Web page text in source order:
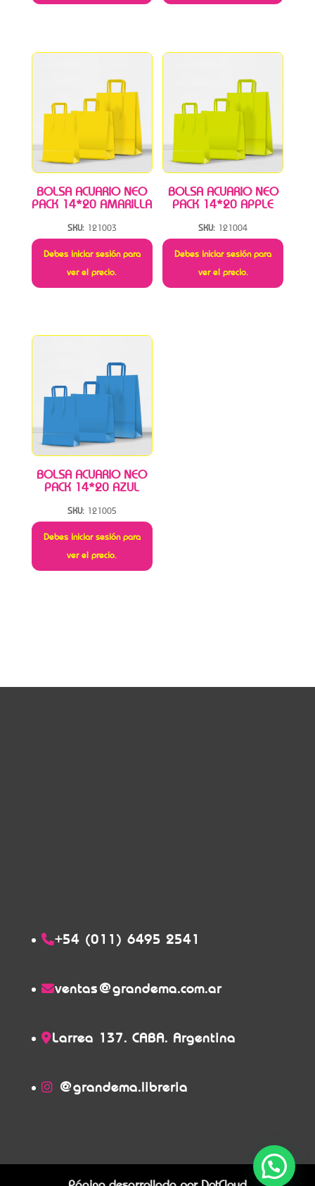
BOLSA ACUARIO NEO
PACK 14*20 AMARILLA
SKU: 121003
Debes iniciar sesión para
ver el precio.
BOLSA ACUARIO NEO
PACK 14*20 APPLE
SKU: 121004
Debes iniciar sesión para
ver el precio.
BOLSA ACUARIO NEO
PACK 14*20 AZUL
SKU: 121005
Debes iniciar sesión para
ver el precio.
+54 (011) 6495 2541
ventas@grandema.com.ar
Larrea 137. CABA. Argentina
@grandema.libreria